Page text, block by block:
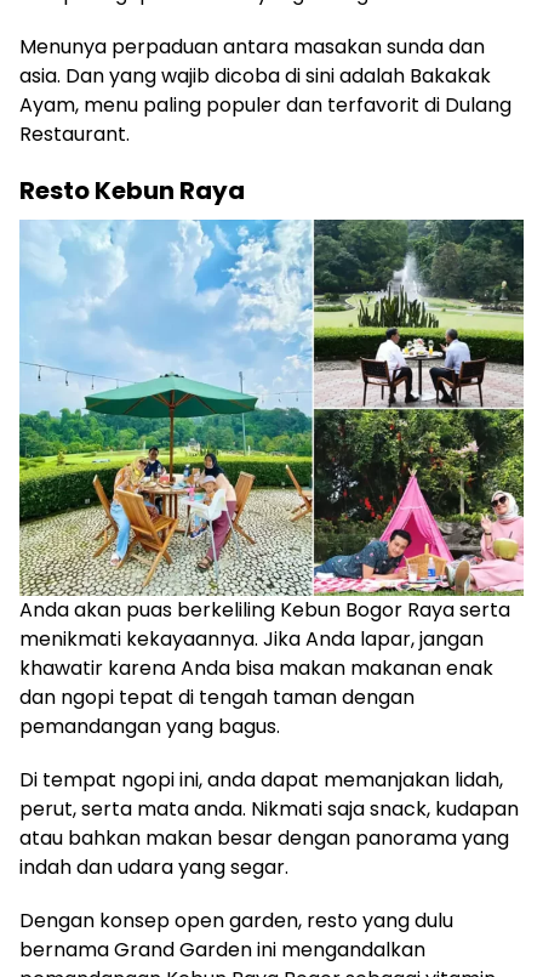
Menunya perpaduan antara masakan sunda dan
asia. Dan yang wajib dicoba di sini adalah Bakakak
Ayam, menu paling populer dan terfavorit di Dulang
Restaurant.
Resto Kebun Raya
Anda akan puas berkeliling Kebun Bogor Raya serta
menikmati kekayaannya. Jika Anda lapar, jangan
khawatir karena Anda bisa makan makanan enak
dan ngopi tepat di tengah taman dengan
pemandangan yang bagus.
Di tempat ngopi ini, anda dapat memanjakan lidah,
perut, serta mata anda. Nikmati saja snack, kudapan
atau bahkan makan besar dengan panorama yang
indah dan udara yang segar.
Dengan konsep open garden, resto yang dulu
bernama Grand Garden ini mengandalkan